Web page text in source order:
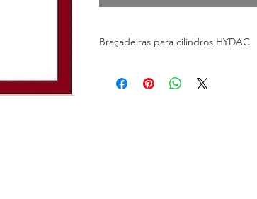
Braçadeiras para cilindros HYDAC
Engenharia de sistema em hidráulica